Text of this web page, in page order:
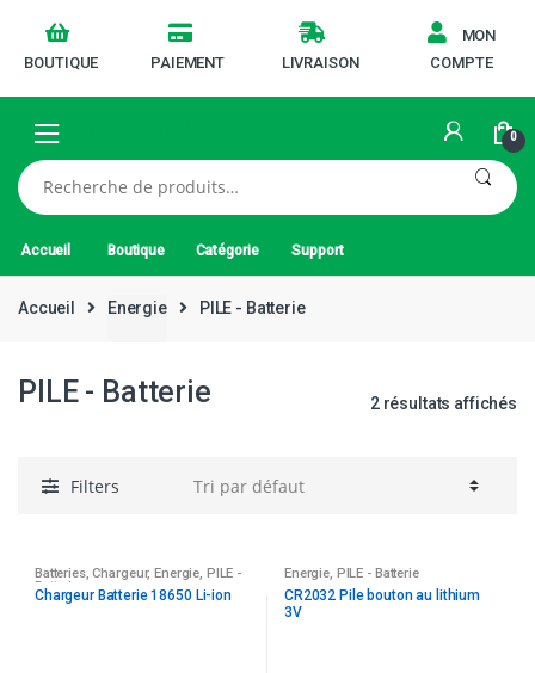
BOUTIQUE PAIEMENT LIVRAISON
MON
COMPTE
0
Recherche
pour :
Accueil Boutique Catégorie Support
Accueil Energie PILE - Batterie
PILE - Batterie 2 résultats affichés
Filters
Batteries,Chargeur, Energie, PILE -
Batterie
Chargeur Batterie 18650 Li-ion
Energie, PILE - Batterie
CR2032 Pile bouton au lithium
3V